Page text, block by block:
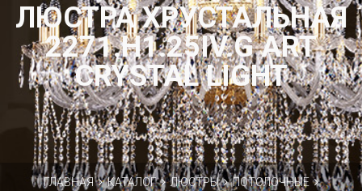
ЛЮСТРА ХРУСТАЛЬНАЯ
2271.H1.25IV.G ART
CRYSTAL LIGHT
ГЛАВНАЯ КАТАЛОГ ЛЮСТРЫ
ПОТОЛОЧНЫЕ